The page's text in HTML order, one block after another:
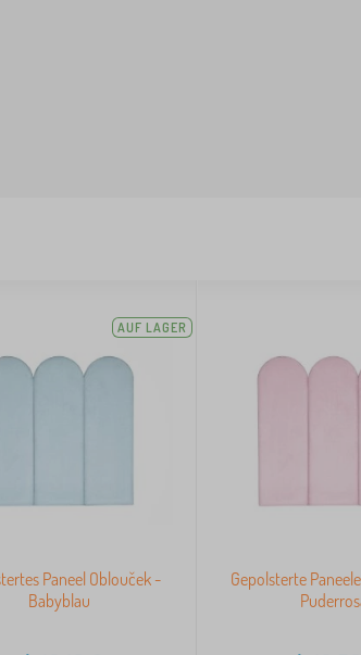
AUF LAGER
Paneel Oblouček -
Babyblau
Gepolsterte